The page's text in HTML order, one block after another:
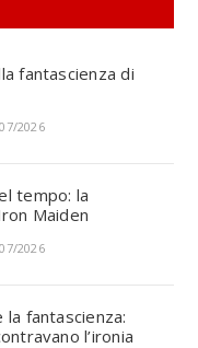
fantascienza di
2026
tempo: la
Maiden
2026
la fantascienza:
l’ironia